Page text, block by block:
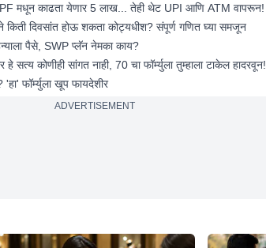
मधून काढता येणार 5 लाख... तेही थेट UPI आणि ATM वापरून!
दिवसांत होऊ शकता कोट्यधीश? संपूर्ण गणित घ्या समजून
पैसे, SWP प्लॅन नेमका काय?
कोणीही सांगत नाही, 70 चा फॉर्म्युला तुम्हाला टाकेल हादरवून!
फॉर्म्युला खूप फायदेशीर
ADVERTISEMENT